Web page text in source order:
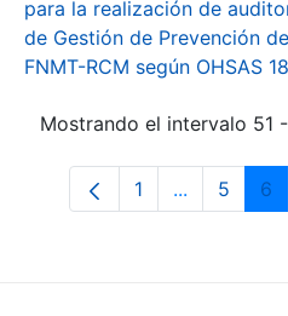
para la realización de
de Gestión de Prevención
FNMT-RCM según OHSAS
Mostrando el intervalo 51
Página
1 ...Páginas
Página
5 6